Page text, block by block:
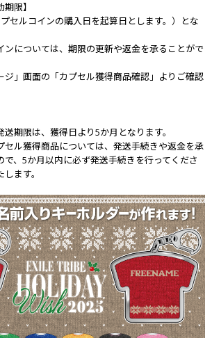
限】
セルコインの購入日を起算日とします。）とな
ンについては、期限の更新や返金を承ることがで
ジ」画面の「カプセル獲得商品確認」よりご確認
期限は、獲得日より5か月となります。
セル獲得商品については、発送手続きや返金を承
で、5か月以内に必ず発送手続きを行ってくださ
ます。